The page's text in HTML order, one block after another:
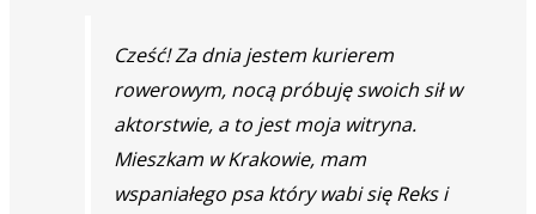
Cześć! Za dnia jestem kurierem
rowerowym, nocą próbuję swoich sił w
aktorstwie, a to jest moja witryna.
Mieszkam w Krakowie, mam
wspaniałego psa który wabi się Reks i